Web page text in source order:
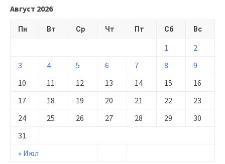
Август 2026
Пн Вт Ср Чт Пт Сб Вс
« Июл
1
2
3
4 5 6 7 8
9
10
11 12 13 14 15
16
17
18 19 20 21 22
23
24
25 26 27 28 29
30
31